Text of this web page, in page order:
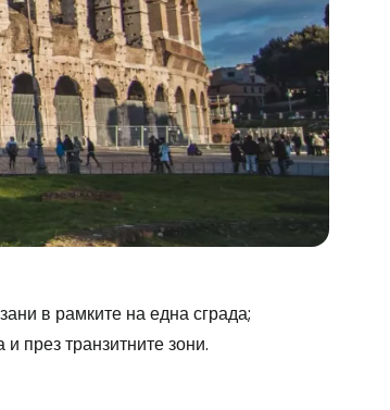
в рамките на една сграда;
през транзитните зони.